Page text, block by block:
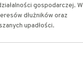
gospodarczej. W
dłużników oraz
upadłości.